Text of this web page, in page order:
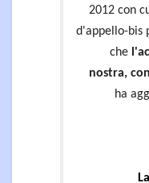
2012 con
d'appello-bis
che
nostra,
ha